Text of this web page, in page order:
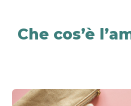
Che cos’è